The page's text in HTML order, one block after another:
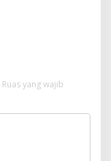
Ruas yang wajib